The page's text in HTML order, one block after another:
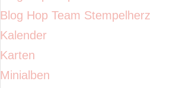
Blog Hop Team Stempelherz
Kalender
Karten
Minialben